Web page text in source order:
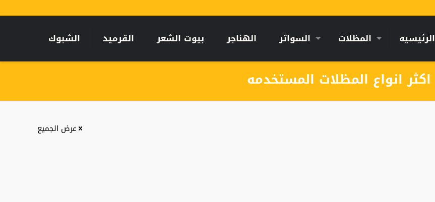
الرئيسيه المظلات السواتر الهناجر بيوت الشعر القرميد الشبوك
اكثر انواع المظلات المستخدمه
عرض الجميع